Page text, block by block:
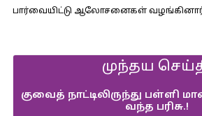
பார்வையிட்டு ஆலோசனைகள்
முந்தய
குவைத் நாட்டிலிருந்து பள்ளி
வந்த பரிசு.!